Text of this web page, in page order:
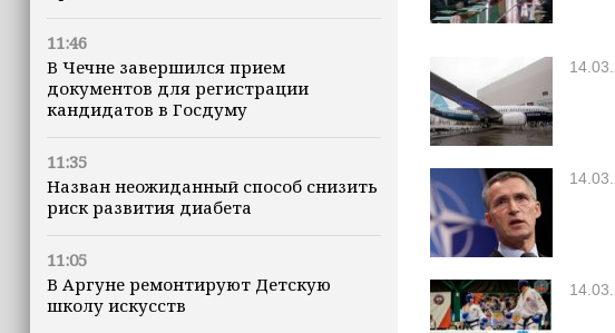
11:46
В Чечне завершился прием
документов для регистрации
кандидатов в Госдуму
11:35
Назван неожиданный способ снизить
риск развития диабета
11:05
В Аргуне ремонтируют Детскую
школу искусств